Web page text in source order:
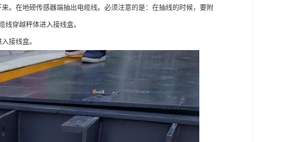
。在地磅传感器端抽出电缆线。必须注意的是：在抽线的时候，要附
线穿越秤体进入接线盒。
接线盒。